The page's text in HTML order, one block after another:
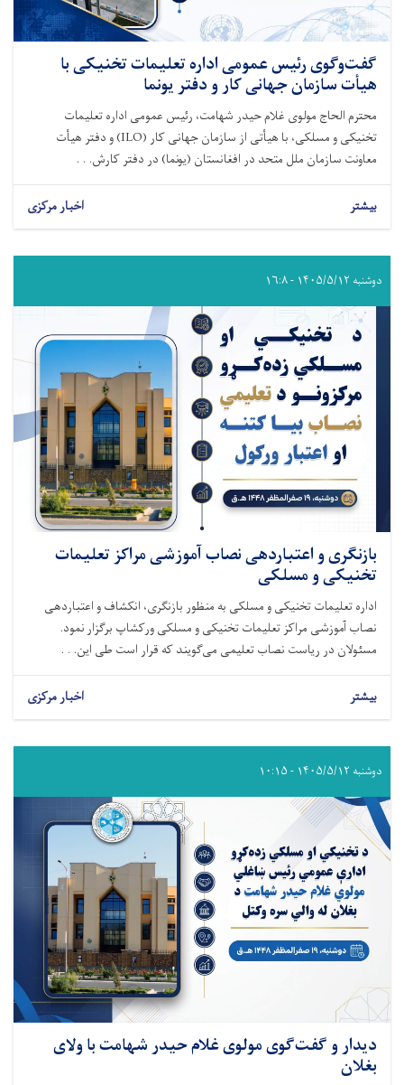
گفت‌وگوی رئیس عمومی اداره تعلیمات تخنیکی با
هیأت سازمان جهانی کار و دفتر یونما
محترم الحاج مولوی غلام حیدر شهامت، رئیس عمومی اداره تعلیمات
تخنیکی و مسلکی، با هیأتی از سازمان جهانی کار (ILO) و دفتر هیأت
معاونت سازمان ملل متحد در افغانستان (یونما) در دفتر کارش. . .
بیشتر اخبار مرکزی
دوشنبه ۱۴۰۵/۵/۱۲ - ۱۶:۸
بازنگری و اعتباردهی نصاب آموزشی مراکز تعلیمات
تخنیکی و مسلکی
اداره تعلیمات تخنیکی و مسلکی به منظور بازنگری، انکشاف و اعتباردهی
نصاب آموزشی مراکز تعلیمات تخنیکی و مسلکی ورکشاپ برگزار نمود.
مسئولان در ریاست نصاب تعلیمی می‌گویند که قرار است طی این. . .
بیشتر اخبار مرکزی
دوشنبه ۱۴۰۵/۵/۱۲ - ۱۰:۱۵
دیدار و گفت‌گوی مولوی غلام حیدر شهامت با ولای
بغلان